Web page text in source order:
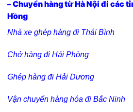
– Chuyển hàng từ Hà Nội đi các
Hồng
Nhà xe ghép hàng đi Thái Bình
Chở hàng đi Hải Phòng
Ghép hàng đi Hải Dương
Vận chuyển hàng hóa đi Bắc Ninh